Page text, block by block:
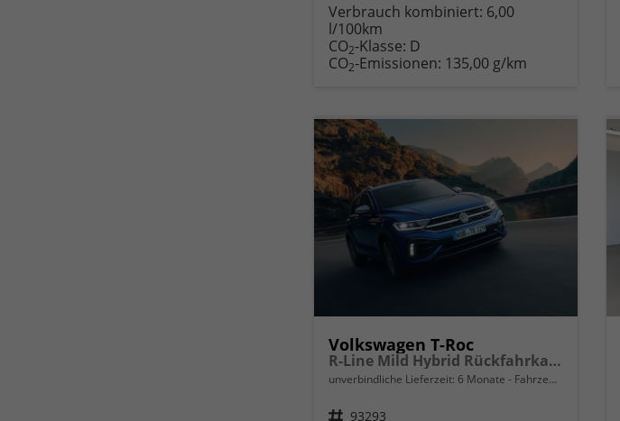
anfordernDatei,
Fahrzeugexposé
drucken
drucken,
oder
vergleichen
Verbrauch kombiniert: 6,00
l/100km
CO2-Klasse: D
CO2-Emissionen: 135,00 g/km
Volkswagen T-Roc
R-Line Mild Hybrid Rückfahrkamera Rear Assist, Schlüsselloses Öffnen Keyless Access und schlüsselloser Start, getönte Heckscheiben von der B-Säule bis zum Heck, Metallic, LED-Scheinwerfer Plus, mit Kurvenlicht, Schlechtwetterscheinwerfer vorn, 18" A
unverbindliche Lieferzeit: 6 Monate Fahrzeug mit Tageszulassung
Fahrzeugnr. 93293